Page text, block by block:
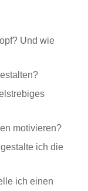
Und wie
motivieren?
ich die
ich einen